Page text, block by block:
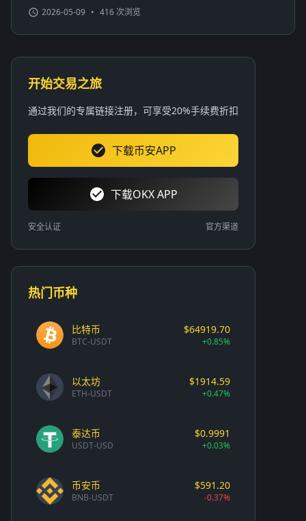
2026-05-09 • 416 次浏览
开始交易之旅
通过我们的专属链接注册，可享受20%手续费折扣
下载币安APP
下载OKX APP
安全认证 官方渠道
热门币种
比特币
BTC-USDT
$64919.70
+0.85%
以太坊
ETH-USDT
$1914.59
+0.47%
泰达币
USDT-USD
$0.9991
+0.03%
币安币
BNB-USDT
$591.20
-0.37%